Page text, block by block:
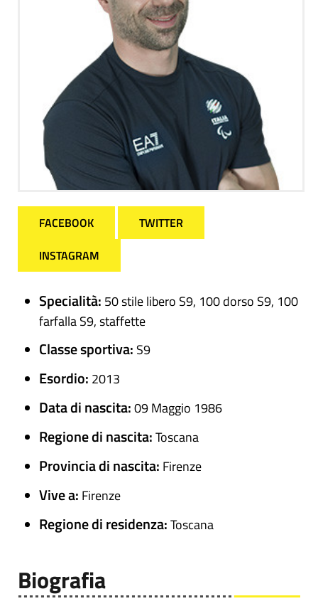
FACEBOOK
TWITTER
INSTAGRAM
Specialità: 50 stile libero S9, 100 dorso S9, 100
farfalla S9, staffette
Classe sportiva: S9
Esordio: 2013
Data di nascita:09 Maggio 1986
Regione di nascita:Toscana
Provincia di nascita: Firenze
Vive a: Firenze
Regione di residenza:Toscana
Biografia